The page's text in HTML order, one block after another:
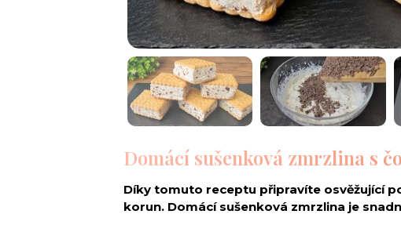
Domácí sušenková zmrzlina s
Díky tomuto receptu připravíte osvěžující
korun. Domácí sušenková zmrzlina je